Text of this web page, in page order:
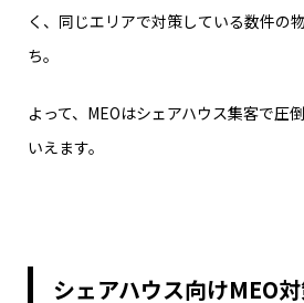
く、同じエリアで対策している数件の
ち。
よって、MEOはシェアハウス集客で圧
いえます。
シェアハウス向けMEO